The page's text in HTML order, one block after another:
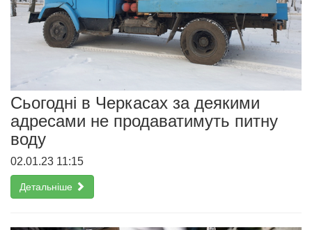
Сьогодні в Черкасах за деякими
адресами не продаватимуть питну
воду
02.01.23 11:15
Детальніше